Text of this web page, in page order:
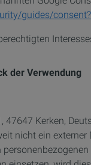
guides/
der Verwendung
Kerken,
nicht ein